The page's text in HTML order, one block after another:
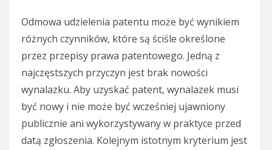
Odmowa udzielenia patentu może być wynikiem
różnych czynników, które są ściśle określone
przez przepisy prawa patentowego. Jedną z
najczęstszych przyczyn jest brak nowości
wynalazku. Aby uzyskać patent, wynalazek musi
być nowy i nie może być wcześniej ujawniony
publicznie ani wykorzystywany w praktyce przed
datą zgłoszenia. Kolejnym istotnym kryterium jest